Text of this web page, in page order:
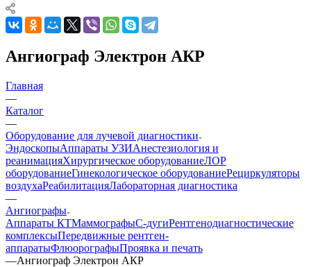
Ангиограф Электрон АКР
Главная
—
Каталог
—
Оборудование для лучевой диагностики
ЭндоскопыАппараты УЗИАнестезиология и
реанимацияХирургическое оборудованиеЛОР
оборудованиеГинекологическое оборудованиеРециркуляторы
воздухаРеабилитацияЛабораторная диагностика
—
Ангиографы
Аппараты КТМаммографыС-дугиРентгенодиагностические
комплексыПередвижные рентген-
аппаратыФлюорографыПроявка и печать
—Ангиограф Электрон АКР